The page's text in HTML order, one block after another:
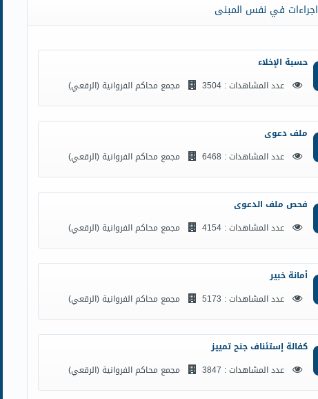
اجراءات في نفس المبنى
حسبة الإخلاء
عدد المشاهدات : 3504
مجمع محاكم الفروانية (الرقعي)
ملف دعوى
عدد المشاهدات : 6468
مجمع محاكم الفروانية (الرقعي)
فحص ملف الدعوى
عدد المشاهدات : 4154
مجمع محاكم الفروانية (الرقعي)
أمانة خبير
عدد المشاهدات : 5173
مجمع محاكم الفروانية (الرقعي)
كفالة إستئناف جنح تمييز
عدد المشاهدات : 3847
مجمع محاكم الفروانية (الرقعي)